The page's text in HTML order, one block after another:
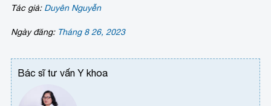
Tác giả: Duyên Nguyễn
Ngày đăng: Tháng 8 26, 2023
Bác sĩ tư vấn Y khoa